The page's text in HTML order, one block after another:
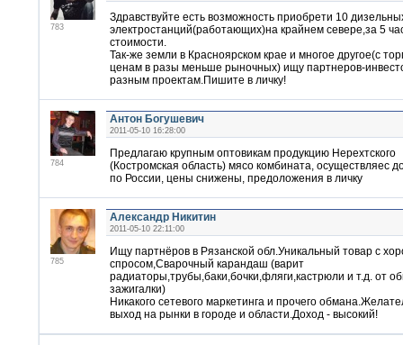
783
Здравствуйте есть возможность приобрети 10
электростанций(работающих)на крайнем севере,за 5
стоимости.
Так-же земли в Красноярском крае и многое другое(с
ценам в разы меньше рыночных) ищу партнеров-
разным проектам.Пишите в личку!
784
Антон Богушевич
2011-05-10 16:28:00
Предлагаю крупным оптовикам продукцию Нерехтского
(Костромская область) мясо комбината, осуществляес
по России, цены снижены, предоложения в личку
785
Александр Никитин
2011-05-10 22:11:00
Ищу партнёров в Рязанской обл.Уникальный товар с
спросом,Сварочный карандаш (варит
радиаторы,трубы,баки,бочки,фляги,кастрюли и т.д. от
зажигалки)
Никакого сетевого маркетинга и прочего
выход на рынки в городе и области.Доход - высокий!